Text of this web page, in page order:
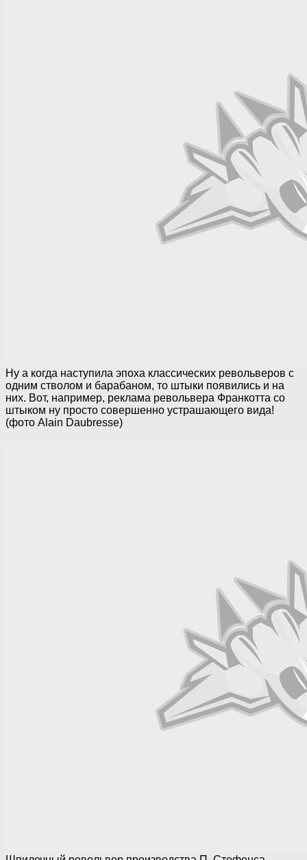
Ну а когда наступила эпоха классических револьверов с
одним стволом и барабаном, то штыки появились и на
них. Вот, например, реклама револьвера Франкотта со
штыком ну просто совершенно устрашающего вида!
(фото Alain Daubresse)